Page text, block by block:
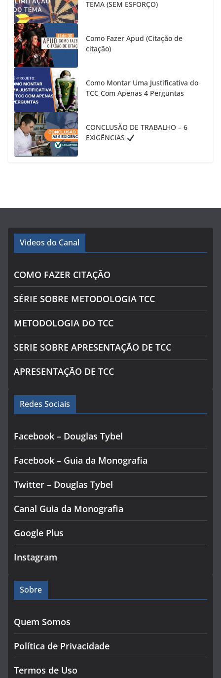
TEMA (SEM ESFORÇO)
Como Fazer Apud (Citação de
citação)
Como Montar Uma Justificativa do
TCC Com Apenas 4 Perguntas
CONCLUSÃO DE TRABALHO – 6
EXIGÊNCIAS
Videos do Canal
COMO FAZER CITAÇÃO
SÉRIE SOBRE METODOLOGIA TCC
METODOLOGIA DO TCC
SERIE SOBRE APRESENTAÇÃO DE TCC
APRESENTAÇÃO DE TCC
Redes Sociais
Facebook – Douglas Tybel
Facebook – Guia da Monografia
Twitter – Douglas Tybel
Canal Guia da Monografia
Google Plus
Instagram
Sobre
Quem Somos
Política de Privacidade
Termos de Uso